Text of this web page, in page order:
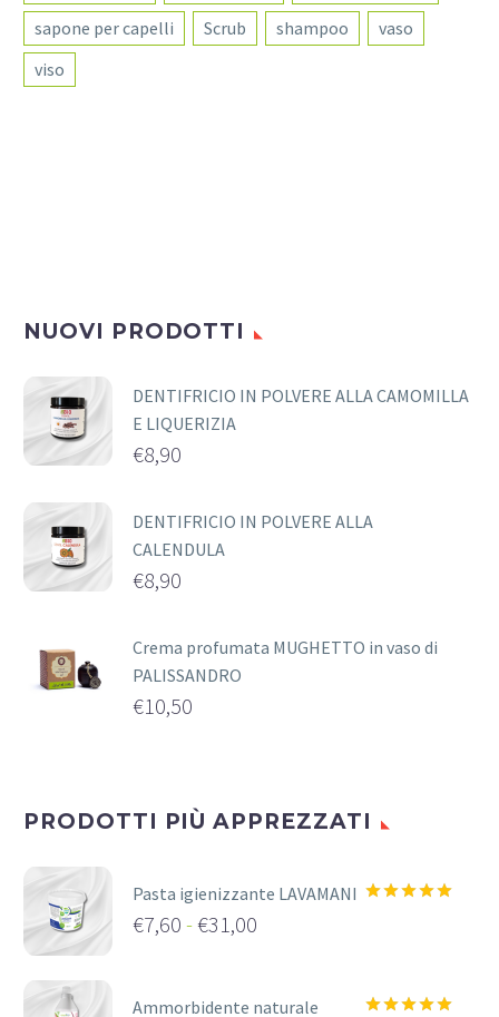
sapone per capelli
Scrub shampoo
vaso
viso
NUOVI PRODOTTI
DENTIFRICIO IN POLVERE ALLA CAMOMILLA
E LIQUERIZIA
€8,90
DENTIFRICIO IN POLVERE ALLA
CALENDULA
€8,90
Crema profumata MUGHETTO in vaso di
PALISSANDRO
€10,50
PRODOTTI PIÙ APPREZZATI
Pasta igienizzante LAVAMANI
€7,60 -€31,00
Ammorbidente naturale